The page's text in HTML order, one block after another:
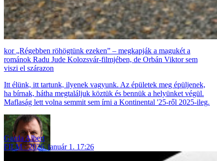
„Régebben röhögtünk ezeken” – megkapják a magukét a
románok Radu Jude Kolozsvár-filmjében, de Orbán Viktor sem
viszi el szárazon
Itt élünk, itt tartunk, ilyenek vagyunk. Az épületek meg épüljenek,
ha bírnak, hátha megtaláljuk köztük és bennük a helyünket végül.
Maflaság lett volna semmit sem írni a Kontinental '25-ről 2025-ileg.
Gazda Albert
FILM
2026. január 1. 17:26